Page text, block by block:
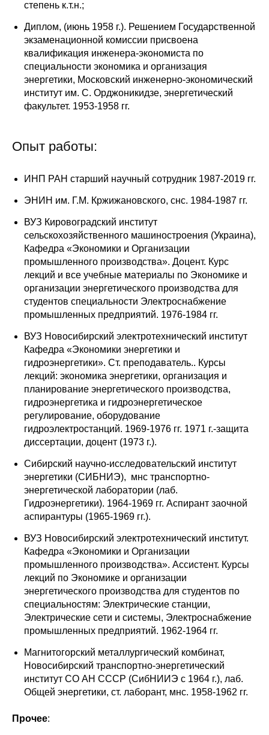
Материалы
Конкурсы и вакансии
Контакты
степень к.т.н.;
Диплом, (июнь 1958 г.). Решением Государственной
экзаменационной комиссии присвоена
квалификация инженера-экономиста по
специальности экономика и организация
энергетики, Московский инженерно-экономический
институт им. С. Орджоникидзе, энергетический
факультет. 1953-1958 гг.
Опыт работы:
ИНП РАН старший научный сотрудник 1987-2019 гг.
ЭНИН им. Г.М. Кржижановского, снс. 1984-1987 гг.
ВУЗ Кировоградский институт
сельскохозяйственного машиностроения (Украина),
Кафедра «Экономики и Организации
промышленного производства». Доцент. Курс
лекций и все учебные материалы по Экономике и
организации энергетического производства для
студентов специальности Электроснабжение
промышленных предприятий. 1976-1984 гг.
ВУЗ Новосибирский электротехнический институт
Кафедра «Экономики энергетики и
гидроэнергетики». Ст. преподаватель.. Курсы
лекций: экономика энергетики, организация и
планирование энергетического производства,
гидроэнергетика и гидроэнергетическое
регулирование, оборудование
гидроэлектростанций. 1969-1976 гг. 1971 г.-защита
диссертации, доцент (1973 г.).
Сибирский научно-исследовательский институт
энергетики (СИБНИЭ), мнс транспортно-
энергетической лаборатории (лаб.
Гидроэнергетики). 1964-1969 гг. Аспирант заочной
аспирантуры (1965-1969 гг.).
ВУЗ Новосибирский электротехнический институт.
Кафедра «Экономики и Организации
промышленного производства». Ассистент. Курсы
лекций по Экономике и организации
энергетического производства для студентов по
специальностям: Электрические станции,
Электрические сети и системы, Электроснабжение
промышленных предприятий. 1962-1964 гг.
Магнитогорский металлургический комбинат,
Новосибирский транспортно-энергетический
институт СО АН СССР (СибНИИЭ с 1964 г.), лаб.
Общей энергетики, ст. лаборант, мнс. 1958-1962 гг.
Прочее: